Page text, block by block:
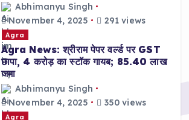
Abhimanyu Singh
November 4, 2025
291 views
Agra
Agra News: श्रीराम पेपर वर्ल्ड पर GST
छापा, 4 करोड़ का स्टॉक गायब; 85.40 लाख
जमा
Abhimanyu Singh
November 4, 2025
350 views
Agra